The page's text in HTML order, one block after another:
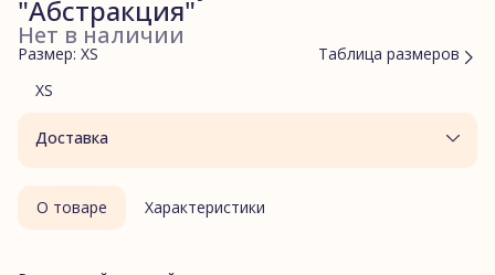
"Абстракция"
Нет в наличии
Размер: XS
Таблица размеров
XS
Доставка
О товаре Характеристики